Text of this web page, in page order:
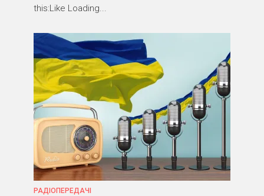
this:Like Loading...
РАДІОПЕРЕДАЧІ